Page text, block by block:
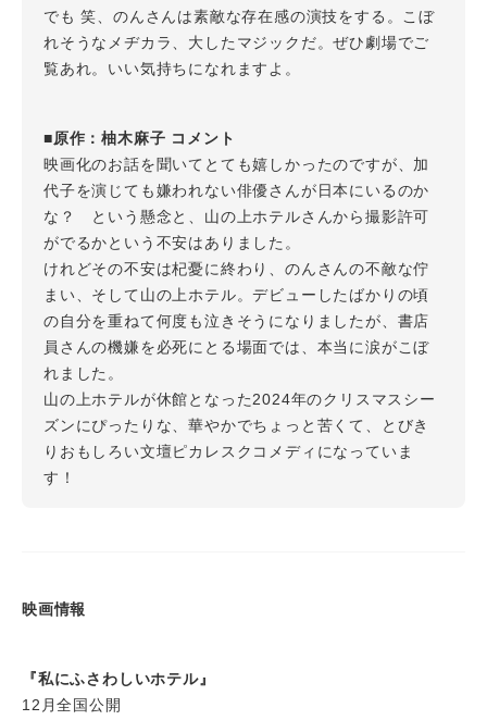
でも 笑、のんさんは素敵な存在感の演技をする。こぼ
れそうなメヂカラ、大したマジックだ。ぜひ劇場でご
覧あれ。いい気持ちになれますよ。
■原作：柚木麻子 コメント
映画化のお話を聞いてとても嬉しかったのですが、加
代子を演じても嫌われない俳優さんが日本にいるのか
な？ という懸念と、山の上ホテルさんから撮影許可
がでるかという不安はありました。
けれどその不安は杞憂に終わり、のんさんの不敵な佇
まい、そして山の上ホテル。デビューしたばかりの頃
の自分を重ねて何度も泣きそうになりましたが、書店
員さんの機嫌を必死にとる場面では、本当に涙がこぼ
れました。
山の上ホテルが休館となった2024年のクリスマスシー
ズンにぴったりな、華やかでちょっと苦くて、とびき
りおもしろい文壇ピカレスクコメディになっていま
す！
映画情報
『私にふさわしいホテル』
12月全国公開